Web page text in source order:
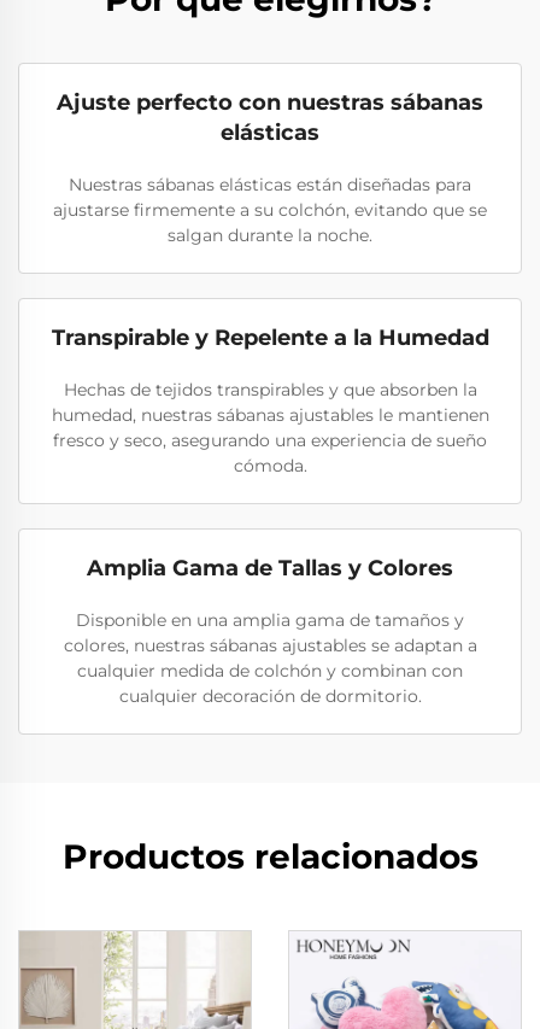
Ajuste perfecto con nuestras sábanas
elásticas
Nuestras sábanas elásticas están diseñadas para
ajustarse firmemente a su colchón, evitando que se
salgan durante la noche.
Transpirable y Repelente a la Humedad
Hechas de tejidos transpirables y que absorben la
humedad, nuestras sábanas ajustables le mantienen
fresco y seco, asegurando una experiencia de sueño
cómoda.
Amplia Gama de Tallas y Colores
Disponible en una amplia gama de tamaños y
colores, nuestras sábanas ajustables se adaptan a
cualquier medida de colchón y combinan con
cualquier decoración de dormitorio.
Productos relacionados